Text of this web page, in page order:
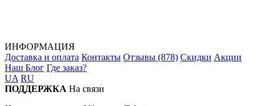
ИНФОРМАЦИЯ
Доставка и оплата Контакты Отзывы (878) Скидки Акции
Наш Блог Где заказ?
UA RU
ПОДДЕРЖКА На связи